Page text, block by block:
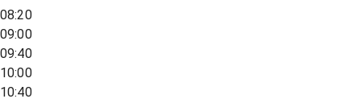
08:20
09:00
09:40
10:00
10:40